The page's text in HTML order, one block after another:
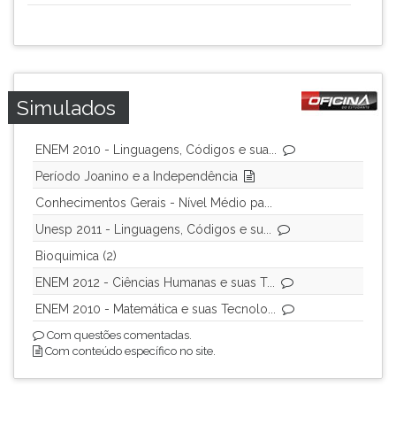
Simulados
ENEM 2010 - Linguagens, Códigos e sua...
Período Joanino e a Independência
Conhecimentos Gerais - Nível Médio pa...
Unesp 2011 - Linguagens, Códigos e su...
Bioquimica (2)
ENEM 2012 - Ciências Humanas e suas T...
ENEM 2010 - Matemática e suas Tecnolo...
Com questões comentadas.
Com conteúdo específico no site.